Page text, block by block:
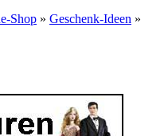
Shop » Geschenk-Ideen »